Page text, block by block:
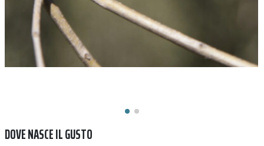
DOVE NASCE IL GUSTO